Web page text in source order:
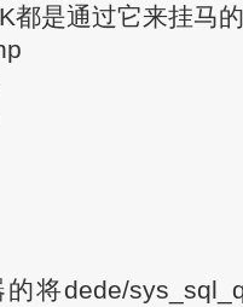
都是通过它来挂马的
将dede/